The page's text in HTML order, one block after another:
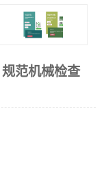
范机械检查